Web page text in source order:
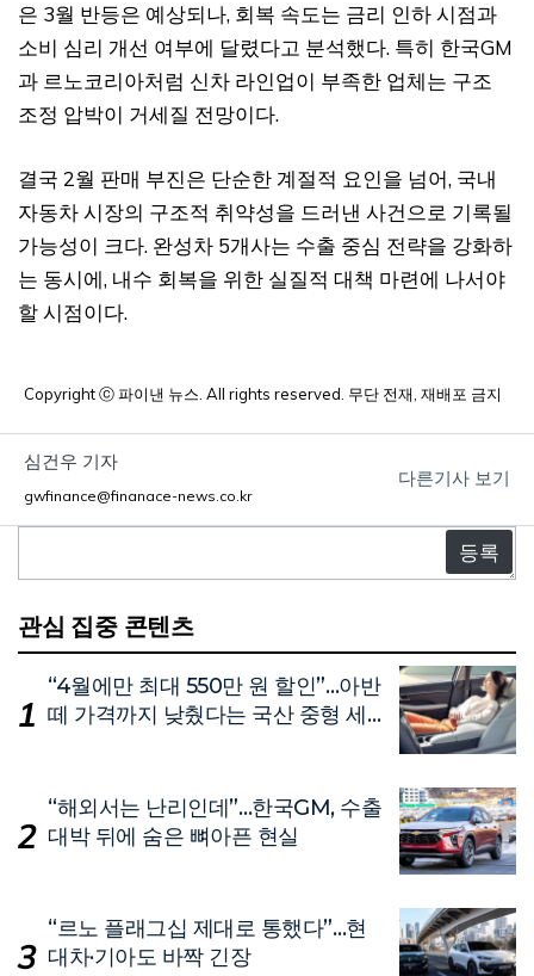
은 3월 반등은 예상되나, 회복 속도는 금리 인하 시점과
소비 심리 개선 여부에 달렸다고 분석했다. 특히 한국GM
과 르노코리아처럼 신차 라인업이 부족한 업체는 구조
조정 압박이 거세질 전망이다.
결국 2월 판매 부진은 단순한 계절적 요인을 넘어, 국내
자동차 시장의 구조적 취약성을 드러낸 사건으로 기록될
가능성이 크다. 완성차 5개사는 수출 중심 전략을 강화하
는 동시에, 내수 회복을 위한 실질적 대책 마련에 나서야
할 시점이다.
Copyright ⓒ 파이낸 뉴스. All rights reserved. 무단 전재, 재배포 금지
심건우 기자
gwfinance@finanace-news.co.kr
다른기사 보기
글
관심 집중 콘텐츠
“4월에만 최대 550만 원 할인”…아반
떼 가격까지 낮췄다는 국산 중형 세
“해외서는 난리인데”…한국GM, 수출
대박 뒤에 숨은 뼈아픈 현실
“르노 플래그십 제대로 통했다”…현
대차·기아도 바짝 긴장